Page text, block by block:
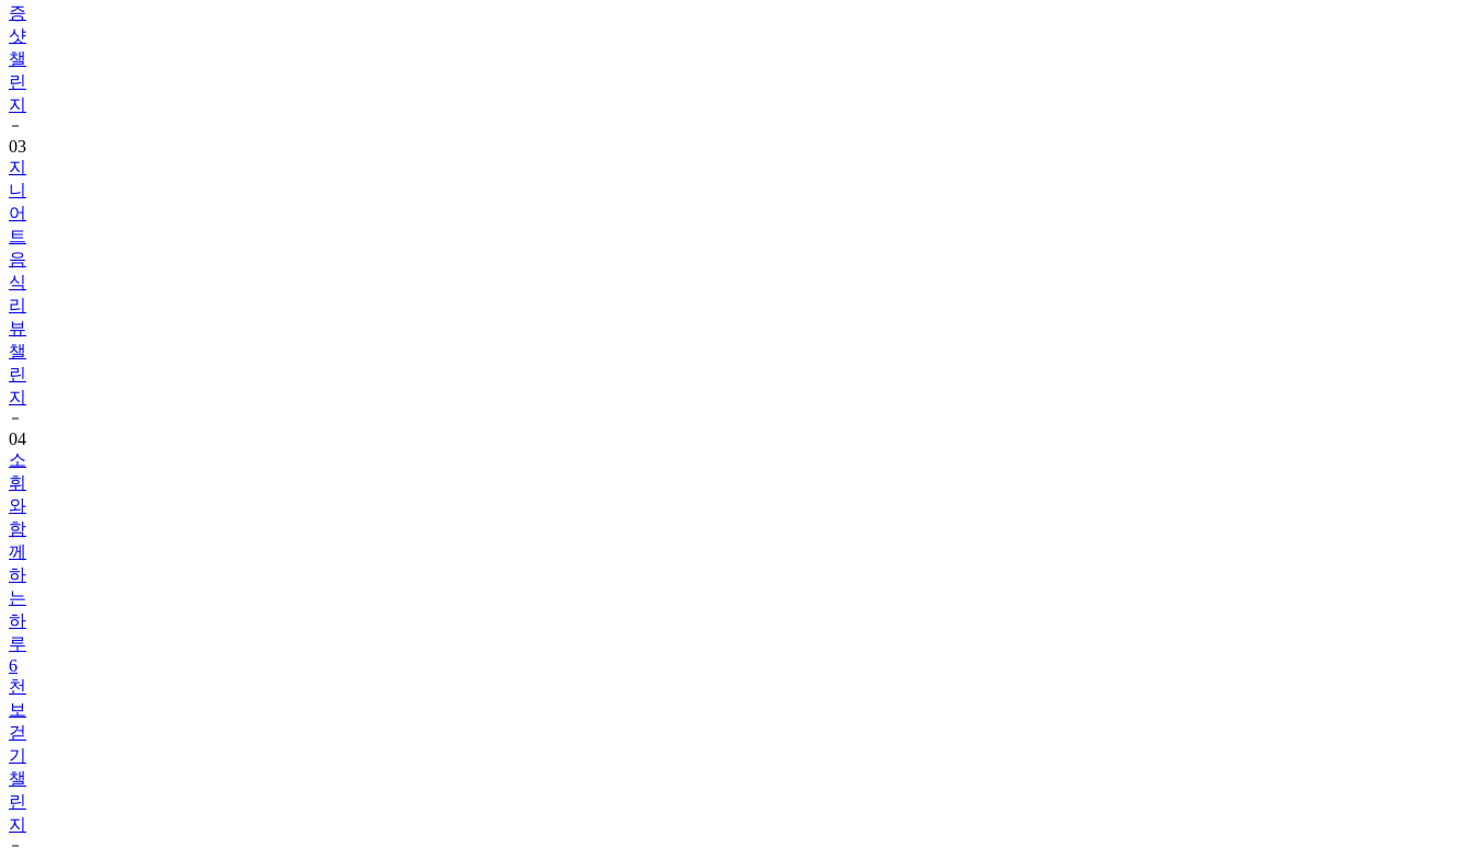
증
샷
챌
린
지
03
지
니
어
트
음
식
리
뷰
챌
린
지
04
소
휘
와
함
께
하
는
하
루
6
천
보
걷
기
챌
린
지